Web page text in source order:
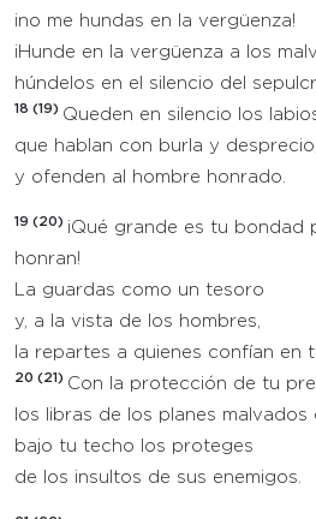
¡no me hundas en la vergüenza!
¡Hunde en la vergüenza a los
húndelos en el silencio del
18 (19) Queden en silencio los
que hablan con burla y desprecio,
y ofenden al hombre honrado.
19 (20) ¡Qué grande es tu bondad
honran!
La guardas como un tesoro
y, a la vista de los hombres,
la repartes a quienes confían en ti.
20 (21) Con la protección de tu
los libras de los planes malvados
bajo tu techo los proteges
de los insultos de sus enemigos.